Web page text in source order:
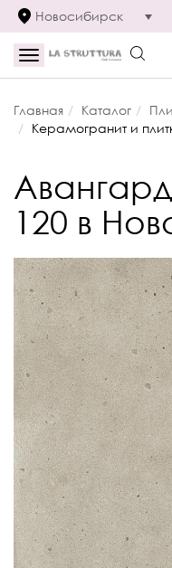
Новосибирск
Toggle
navigation
Главная Каталог
Керамогранит и
120 в